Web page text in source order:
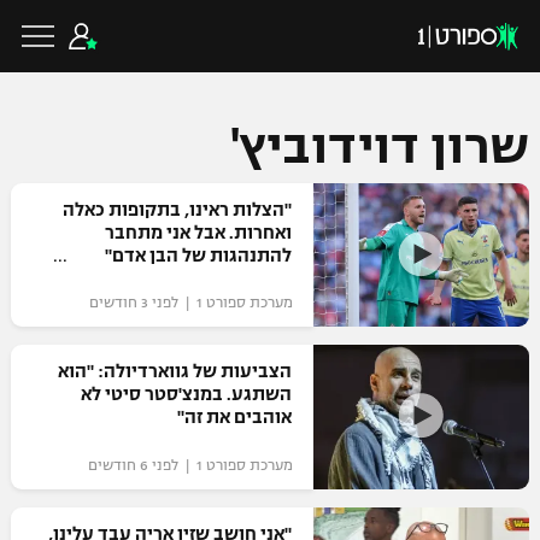
כדורגל ישראלי
ליגת העל
גביע הטוטו
ליגיונרים
גביע המדינה
כדורגל עולמי
ליגת האלופות
ליגה אירופית
ליגה אנגלית
כדורסל ישראלי
ליגת ווינר סל
ליגה לאומית
כדורסל עולמי
שרון דוידוביץ'
"הצלות ראינו, בתקופות כאלה
ואחרות. אבל אני מתחבר
להתנהגות של הבן אדם"
מערכת ספורט 1 | לפני 3 חודשים
הצביעות של גווארדיולה: "הוא
השתגע. במנצ'סטר סיטי לא
אוהבים את זה"
מערכת ספורט 1 | לפני 6 חודשים
"אני חושב שזיו אריה עבד עלינו,